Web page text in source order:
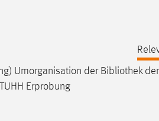
Umorganisation der Bibliothekder
Erprobung